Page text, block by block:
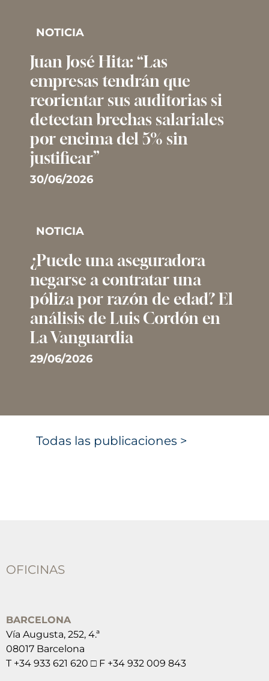
NOTICIA
Juan José Hita: “Las
empresas tendrán que
reorientar sus auditorias si
detectan brechas salariales
por encima del 5% sin
justificar”
30/06/2026
NOTICIA
¿Puede una aseguradora
negarse a contratar una
póliza por razón de edad? El
análisis de Luis Cordón en
La Vanguardia
29/06/2026
Todas las publicaciones >
OFICINAS
BARCELONA
Vía Augusta, 252, 4.ª
08017 Barcelona
T +34 933 621 620 □ F +34 932 009 843